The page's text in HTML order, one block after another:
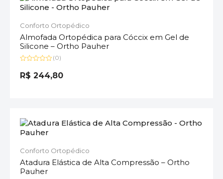
Conforto Ortopédico
Almofada Ortopédica para Cóccix em Gel de
Silicone – Ortho Pauher
0
de
(0)
R$ 244,80
Conforto Ortopédico
Atadura Elástica de Alta Compressão – Ortho
Pauher